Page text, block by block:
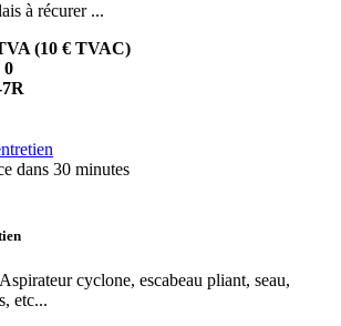
à récurer ...
(10 € TVAC)
0
dans 30 minutes
cyclone, escabeau pliant, seau,
etc...